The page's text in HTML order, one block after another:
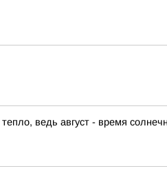
ведь август - время